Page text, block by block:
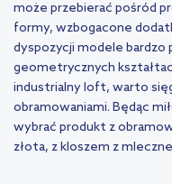
może przebierać pośród
formy, wzbogacone
dyspozycji modele
geometrycznych
industrialny loft, warto
obramowaniami. Będąc
wybrać produkt z
złota, z kloszem z